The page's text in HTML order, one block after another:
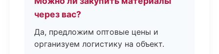
через вас?
Да, предложим оптовые цены и
организуем логистику на объект.